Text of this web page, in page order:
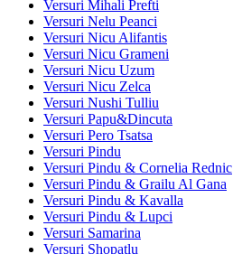
Versuri Mihali Prefti
Versuri Nelu Peanci
Versuri Nicu Alifantis
Versuri Nicu Grameni
Versuri Nicu Uzum
Versuri Nicu Zelca
Versuri Nushi Tulliu
Versuri Papu&Dincuta
Versuri Pero Tsatsa
Versuri Pindu
Versuri Pindu & Cornelia Rednic
Versuri Pindu & Grailu Al Gana
Versuri Pindu & Kavalla
Versuri Pindu & Lupci
Versuri Samarina
Versuri Shopatlu